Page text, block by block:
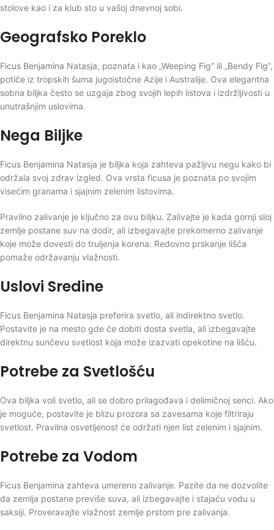
stolove kao i za klub sto u vašoj dnevnoj sobi.
Geografsko Poreklo
Ficus Benjamina Natasja, poznata i kao „Weeping Fig“ ili „Bendy Fig“,
potiče iz tropskih šuma jugoistočne Azije i Australije. Ova elegantna
sobna biljka često se uzgaja zbog svojih lepih listova i izdržljivosti u
unutrašnjim uslovima.
Nega Biljke
Ficus Benjamina Natasja je biljka koja zahteva pažljivu negu kako bi
održala svoj zdrav izgled. Ova vrsta ficusa je poznata po svojim
visećim granama i sjajnim zelenim listovima.
Pravilno zalivanje je ključno za ovu biljku. Zalivajte je kada gornji sloj
zemlje postane suv na dodir, ali izbegavajte prekomerno zalivanje
koje može dovesti do truljenja korena. Redovno prskanje lišća
pomaže održavanju vlažnosti.
Uslovi Sredine
Ficus Benjamina Natasja preferira svetlo, ali indirektno svetlo.
Postavite je na mesto gde će dobiti dosta svetla, ali izbegavajte
direktnu sunčevu svetlost koja može izazvati opekotine na lišću.
Potrebe za Svetlošću
Ova biljka voli svetlo, ali se dobro prilagođava i delimičnoj senci. Ako
je moguće, postavite je blizu prozora sa zavesama koje filtriraju
svetlost. Pravilna osvetljenost će održati njen list zelenim i sjajnim.
Potrebe za Vodom
Ficus Benjamina zahteva umereno zalivanje. Pazite da ne dozvolite
da zemlja postane previše suva, ali izbegavajte i stajaću vodu u
saksiji. Proveravajte vlažnost zemlje prstom pre zalivanja.